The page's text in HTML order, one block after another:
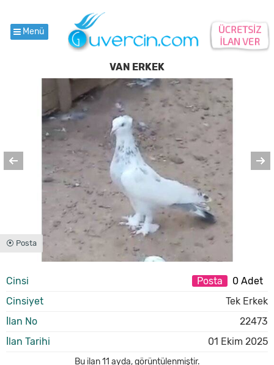
Menü
VAN ERKEK
⦿ Posta
Cinsi Posta
0 Adet
Cinsiyet
Tek Erkek
İlan No
22473
İlan Tarihi
01 Ekim 2025
Bu ilan11 ayda,görüntülenmiştir.